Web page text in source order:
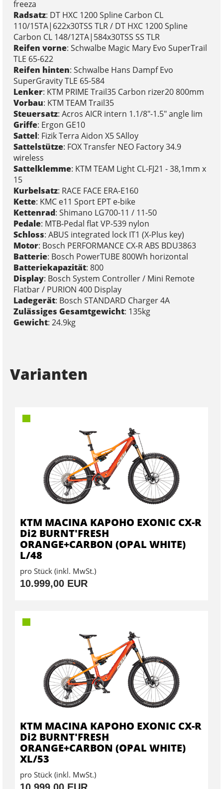
freeza
Radsatz: DT HXC 1200 Spline Carbon CL
110/15TA|622x30TSS TLR / DT HXC 1200 Spline
Carbon CL 148/12TA|584x30TSS SS TLR
Reifen vorne: Schwalbe Magic Mary Evo SuperTrail
TLE 65-622
Reifen hinten: Schwalbe Hans Dampf Evo
SuperGravity TLE 65-584
Lenker: KTM PRIME Trail35 Carbon rizer20 800mm
Vorbau: KTM TEAM Trail35
Steuersatz: Acros AICR intern 1.1/8"-1.5" angle lim
Griffe: Ergon GE10
Sattel: Fizik Terra Aidon X5 SAlloy
Sattelstütze: FOX Transfer NEO Factory 34.9
wireless
Sattelklemme: KTM TEAM Light CL-FJ21 - 38,1mm x
15
Kurbelsatz: RACE FACE ERA-E160
Kette: KMC e11 Sport EPT e-bike
Kettenrad: Shimano LG700-11 / 11-50
Pedale: MTB-Pedal flat VP-539 nylon
Schloss: ABUS integrated lock IT1 (X-Plus key)
Motor: Bosch PERFORMANCE CX-R ABS BDU3863
Batterie: Bosch PowerTUBE 800Wh horizontal
Batteriekapazität: 800
Display: Bosch System Controller / Mini Remote
Flatbar / PURION 400 Display
Ladegerät: Bosch STANDARD Charger 4A
Zulässiges Gesamtgewicht: 135kg
Gewicht: 24.9kg
Varianten
KTM MACINA KAPOHO EXONIC CX-R
Di2 BURNT'FRESH
ORANGE+CARBON (OPAL WHITE)
L/48
pro Stück (inkl. MwSt.)
10.999,00 EUR
KTM MACINA KAPOHO EXONIC CX-R
Di2 BURNT'FRESH
ORANGE+CARBON (OPAL WHITE)
XL/53
pro Stück (inkl. MwSt.)